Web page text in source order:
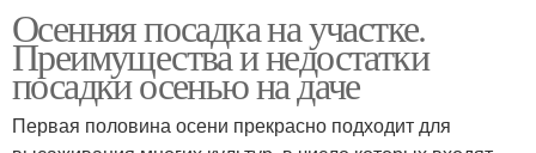
Осенняя посадка на участке.
Преимущества и недостатки
посадки осенью на даче
Первая половина осени прекрасно подходит для